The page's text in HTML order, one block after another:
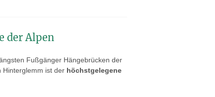
der Alpen
Fußgänger Hängebrücken der
Hinterglemm ist der höchstgelegene